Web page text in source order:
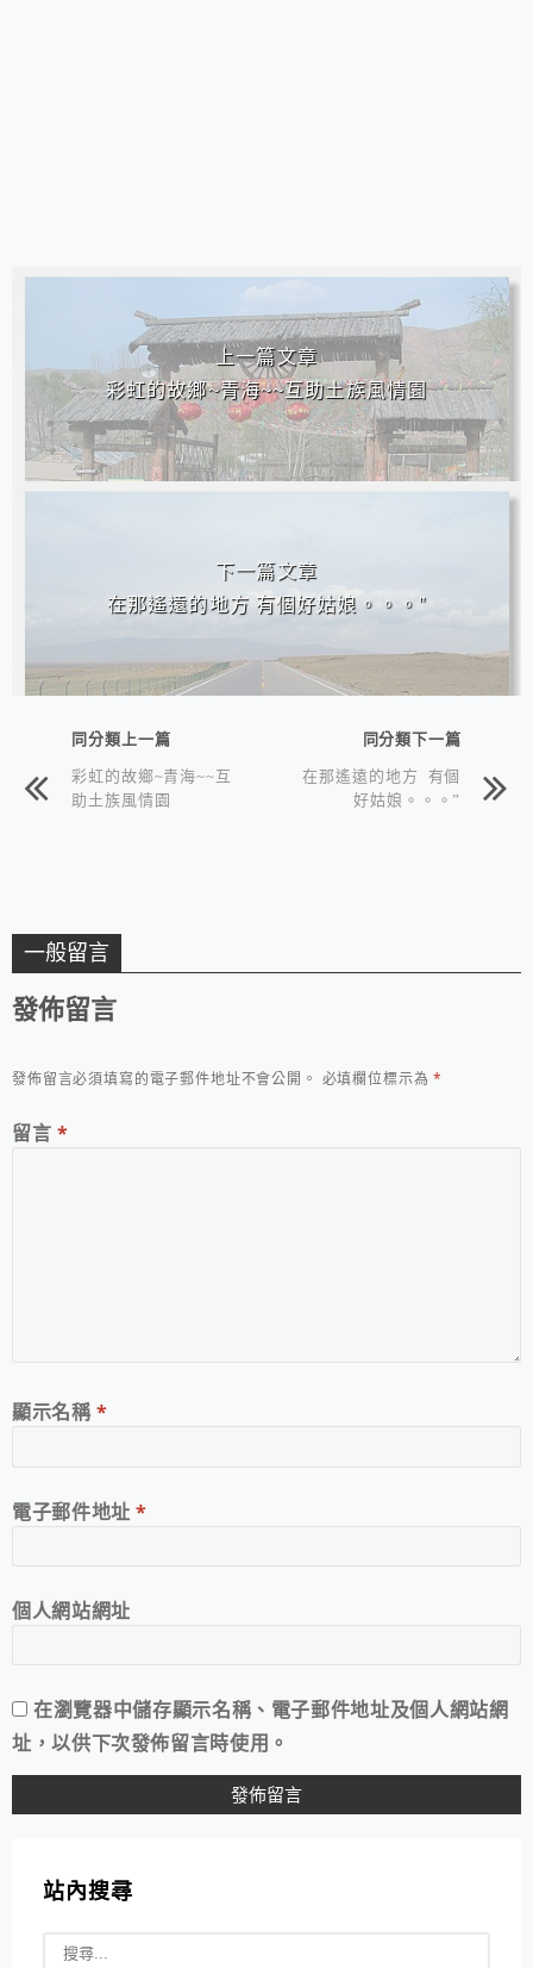
相連文章
上一篇文章
彩虹的故鄉~青海~~互助土族風情園
下一篇文章
在那遙遠的地方 有個好姑娘。。。”
同分類上一篇
彩虹的故鄉~青海~~互
助土族風情園
同分類下一篇
在那遙遠的地方 有個
好姑娘。。。”
一般留言
發佈留言
發佈留言必須填寫的電子郵件地址不會公開。 必填欄位標示為*
留言 *
顯示名稱*
電子郵件地址*
個人網站網址
在瀏覽器中儲存顯示名稱、電子郵件地址及個人網站網
址，以供下次發佈留言時使用。
站內搜尋